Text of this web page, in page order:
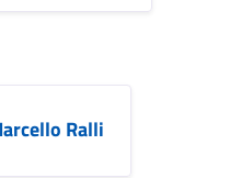
Ralli